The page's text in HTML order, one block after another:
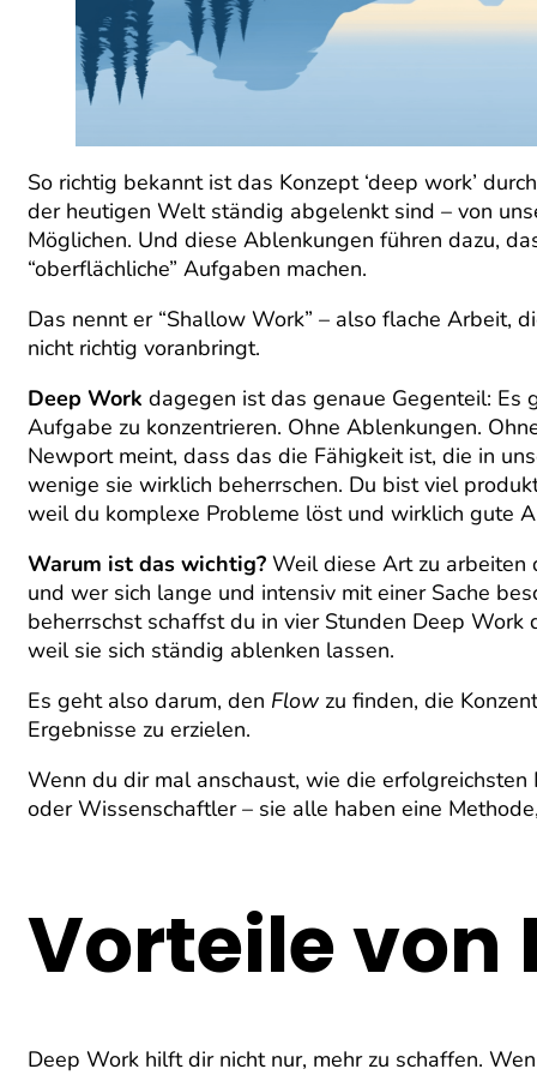
So richtig bekannt ist das Konzept ‘deep work’
der heutigen Welt ständig abgelenkt sind – von
Möglichen. Und diese Ablenkungen führen dazu,
“oberflächliche” Aufgaben machen.
Das nennt er “Shallow Work” – also flache Arbeit,
nicht richtig voranbringt.
Deep Work dagegen ist das genaue Gegenteil: Es
Aufgabe zu konzentrieren. Ohne Ablenkungen.
Newport meint, dass das die Fähigkeit ist, die in
wenige sie wirklich beherrschen. Du bist viel
weil du komplexe Probleme löst und wirklich gute
Warum ist das wichtig? Weil diese Art zu
und wer sich lange und intensiv mit einer Sache
beherrschst schaffst du in vier Stunden Deep
weil sie sich ständig ablenken lassen.
Es geht also darum, den Flow zu finden, die
Ergebnisse zu erzielen.
Wenn du dir mal anschaust, wie die
oder Wissenschaftler – sie alle haben eine
Vorteile von
Deep Work hilft dir nicht nur, mehr zu schaffen.